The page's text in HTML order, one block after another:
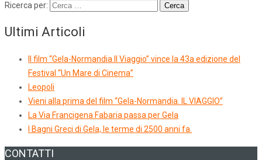
Ricerca per:
Ultimi Articoli
Il film “Gela-Normandia.Il Viaggio” vince la 43a edizione del
Festival “Un Mare di Cinema”
Leopoli
Vieni alla prima del film “Gela-Normandia. IL VIAGGIO”
La Via Francigena Fabaria passa per Gela
I Bagni Greci di Gela, le terme di 2500 anni fa.
CONTATTI